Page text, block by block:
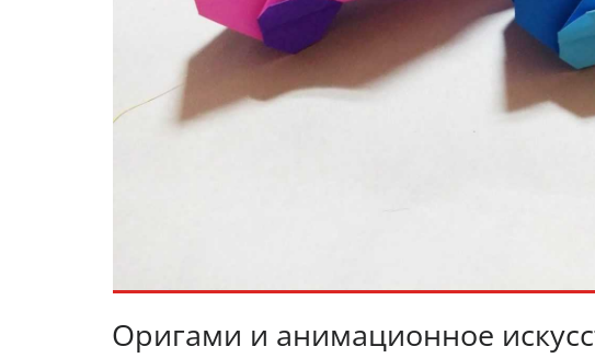
Оригами и анимационное